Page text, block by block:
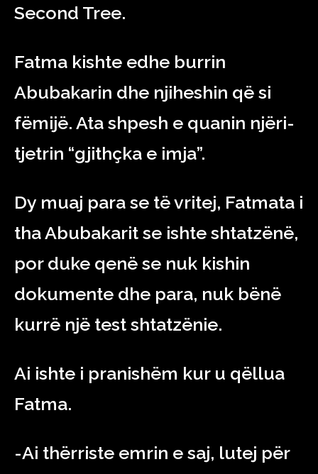
Second Tree.
Fatma kishte edhe burrin
Abubakarin dhe njiheshin që si
fëmijë. Ata shpesh e quanin njëri-
tjetrin “gjithçka e imja”.
Dy muaj para se të vritej, Fatmata i
tha Abubakarit se ishte shtatzënë,
por duke qenë se nuk kishin
dokumente dhe para, nuk bënë
kurrë një test shtatzënie.
Ai ishte i pranishëm kur u qëllua
Fatma.
-Ai thërriste emrin e saj, lutej për